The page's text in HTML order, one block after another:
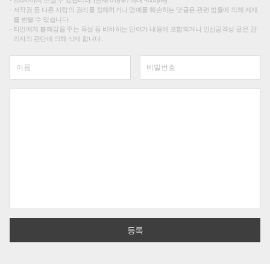
저작권 등 다른 사람의 권리를 침해하거나 명예를 훼손하는 댓글은 관련 법률에 의해 제재
를 받을 수 있습니다.
타인에게 불쾌감을 주는 욕설 등 비하하는 단어가 내용에 포함되거나 인신공격성 글은 관
리자의 판단에 의해 삭제 합니다.